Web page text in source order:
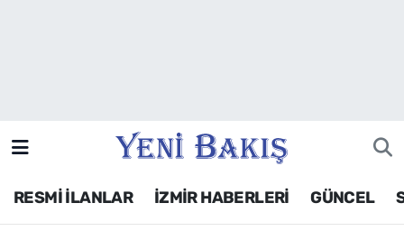
RESMİ İLANLAR İZMİR HABERLERİ GÜNCEL
Siyaset